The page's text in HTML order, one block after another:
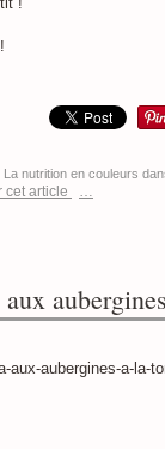
La nutrition en couleurs
cet article
…
aux